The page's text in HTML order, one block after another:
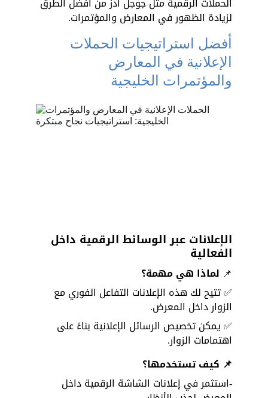
لزيادة الظهور في المعارض والمؤتمرات.
أفضل استراتيجيات الحملات
الإعلانية في المعارض
والمؤتمرات الخليجية
الإعلانات عبر الوسائط الرقمية داخل
الفعالية
📌 لماذا هي مهمة؟
✅ تتيح لك هذه الإعلانات التفاعل الفوري مع
الزوار داخل المعرض.
✅ يمكن تخصيص الرسائل الإعلانية بناءً على
اهتمامات الزوار.
📌 كيف تستخدمها؟
-استثمر في إعلانات الشاشة الرقمية داخل